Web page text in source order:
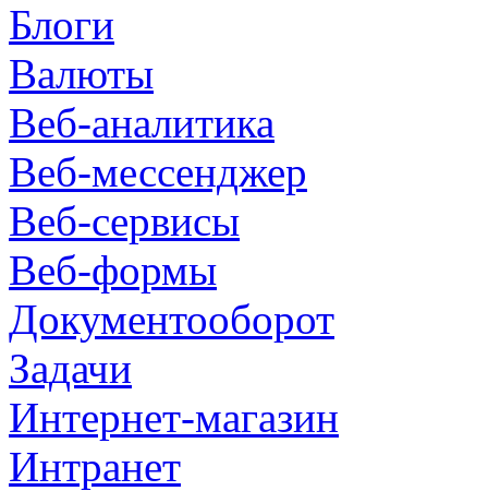
Блоги
Валюты
Веб-аналитика
Веб-мессенджер
Веб-сервисы
Веб-формы
Документооборот
Задачи
Интернет-магазин
Интранет